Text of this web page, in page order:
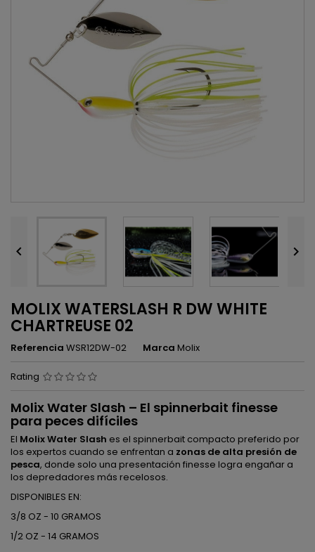
 
MOLIX WATERSLASH R DW WHITE
CHARTREUSE 02
Referencia WSR12DW-02 Marca Molix
Rating
Molix Water Slash – El spinnerbait finesse
para peces difíciles
El Molix Water Slash es el spinnerbait compacto preferido por
los expertos cuando se enfrentan a zonas de alta presión de
pesca, donde solo una presentación finesse logra engañar a
los depredadores más recelosos.
DISPONIBLES EN:
3/8 OZ - 10 GRAMOS
1/2 OZ - 14 GRAMOS